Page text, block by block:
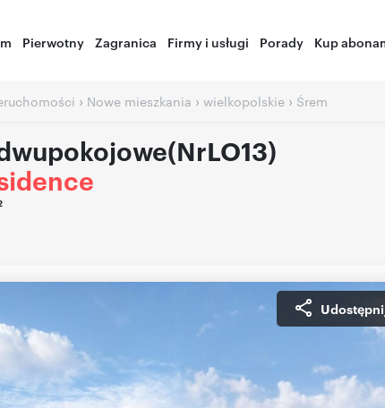
Pierwotny Zagranica Firmy i usługi Porady Kup
› Nowe mieszkania › wielkopolskie › Śrem